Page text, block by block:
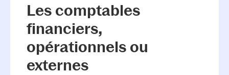
Les comptables
financiers,
opérationnels ou
externes